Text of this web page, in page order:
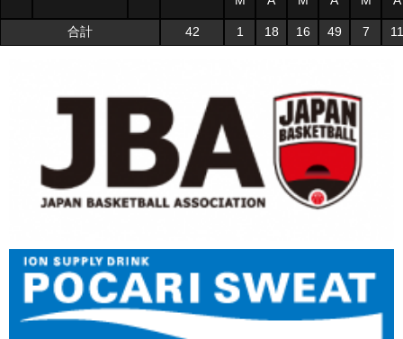
合計 42 1 18 16 49 7 11